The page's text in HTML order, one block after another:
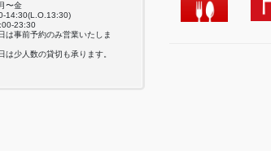
〜金
14:30(L.O.13:30)
23:30
は事前予約のみ営業いたしま
は少人数の貸切も承ります。